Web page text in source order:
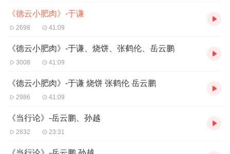
《德云小肥肉》-于谦
2698 41:09
《德云小肥肉》-于谦、烧饼、张鹤伦、岳云鹏
3008 41:09
《德云小肥肉》-于谦 烧饼 张鹤伦 岳云鹏
2986 41:09
《当行论》-岳云鹏、孙越
2832 23:31